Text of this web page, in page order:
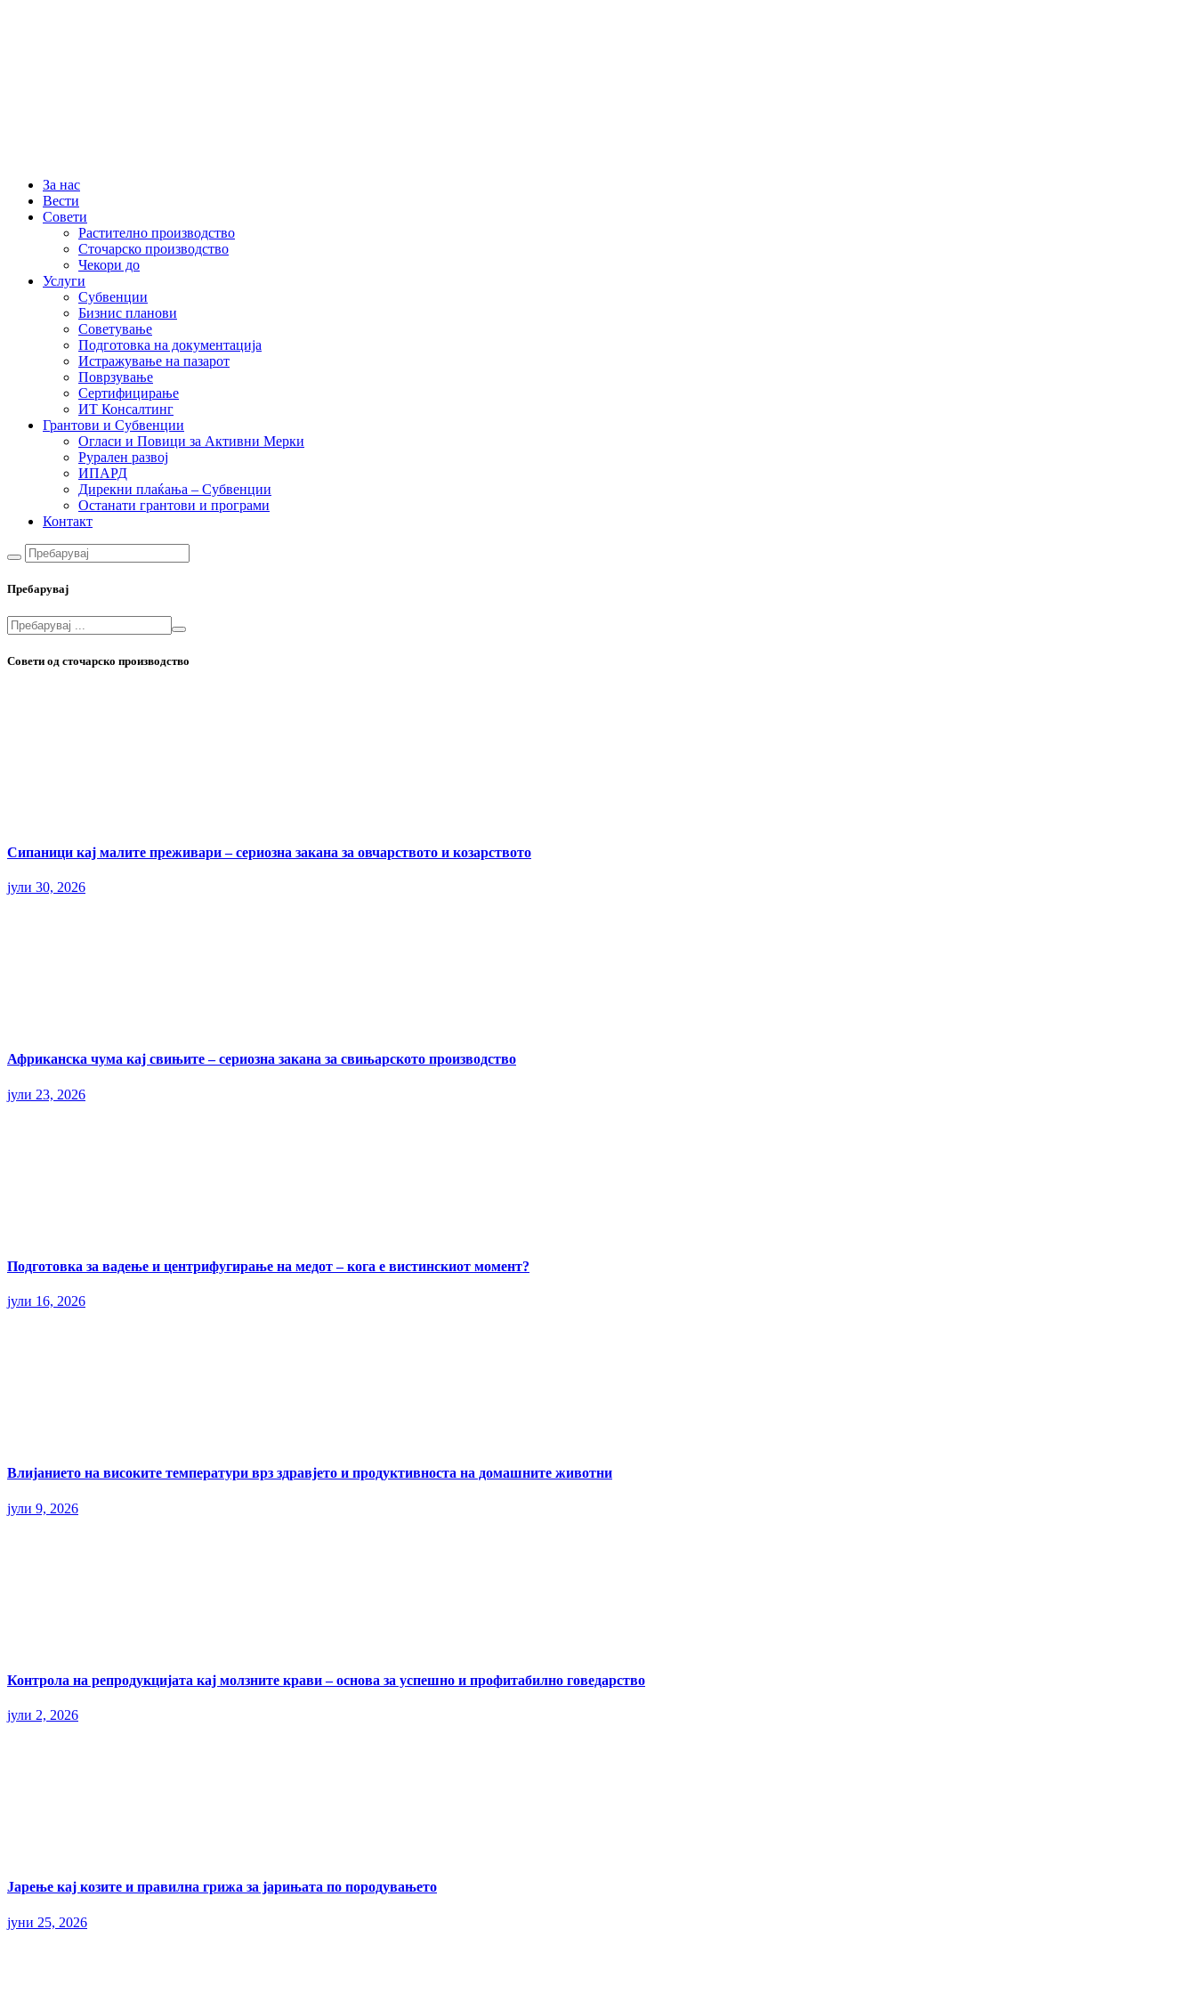
За нас
Вести
Совети
Растително производство
Сточарско производство
Чекори до
Услуги
Субвенции
Бизнис планови
Советување
Подготовка на документација
Истражување на пазарот
Поврзување
Сертифицирање
ИТ Консалтинг
Грантови и Субвенции
Огласи и Повици за Активни Мерки
Рурален развој
ИПАРД
Дирекни плаќања – Субвенции
Останати грантови и програми
Контакт
Пребарувај
Совети од сточарско производство
Сипаници кај малите преживари – сериозна закана за овчарството и козарството
јули 30, 2026
Африканска чума кај свињите – сериозна закана за свињарското производство
јули 23, 2026
Подготовка за вадење и центрифугирање на медот – кога е вистинскиот момент?
јули 16, 2026
Влијанието на високите температури врз здравјето и продуктивноста на домашните животни
јули 9, 2026
Контрола на репродукцијата кај молзните крави – основа за успешно и профитабилно говедарство
јули 2, 2026
Јарење кај козите и правилна грижа за јарињата по породувањето
јуни 25, 2026